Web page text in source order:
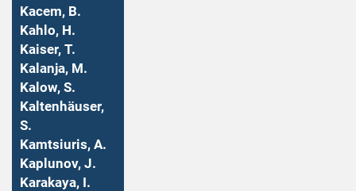
Kacem, B.
Kahlo, H.
Kaiser, T.
Kalanja, M.
Kalow, S.
Kaltenhäuser,
S.
Kamtsiuris, A.
Kaplunov, J.
Karakaya, I.